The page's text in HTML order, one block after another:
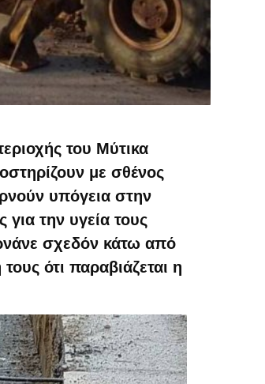
του Μύτικα
με σθένος
υπόγεια στην
την υγεία τους
σχεδόν κάτω από
ότι παραβιάζεται η